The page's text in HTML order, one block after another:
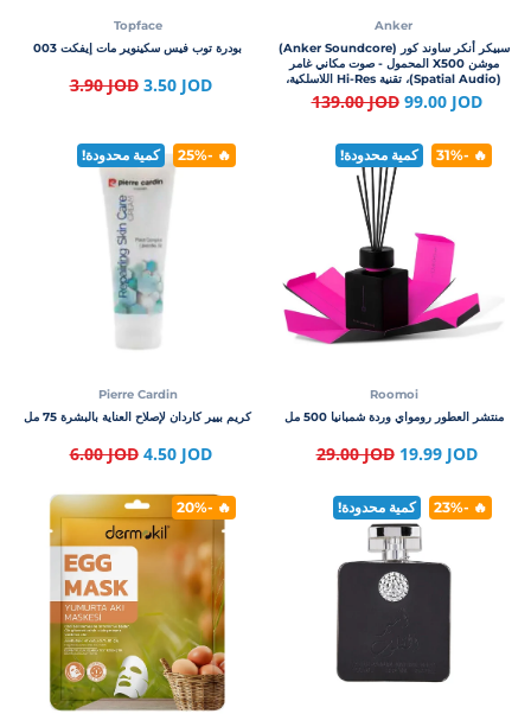
Anker
سبيكر أنكر ساوند كور (Anker Soundcore)
موشن X500 المحمول - صوت مكاني غامر
(Spatial Audio)، تقنية Hi-Res اللاسلكية،
ومقاومة كاملة للماء IPX7139.00 JOD99.00 JOD
Topface
بودرة توب فيس سكينوير مات إيفكت 003
3.90 JOD3.50 JOD
🔥 -31% كمية محدودة!
Roomoi
منتشر العطور رومواي وردة شمبانيا 500 مل
29.00 JOD19.99 JOD
🔥 -25% كمية محدودة!
Pierre Cardin
كريم بيير كاردان لإصلاح العناية بالبشرة 75 مل
6.00 JOD4.50 JOD
🔥 -23% كمية محدودة! 🔥 -20%